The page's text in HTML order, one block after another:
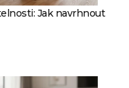
Jak navrhnout